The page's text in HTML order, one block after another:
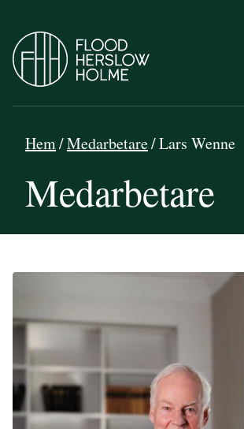
Hem/Medarbetare/Lars Wenne
Medarbetare